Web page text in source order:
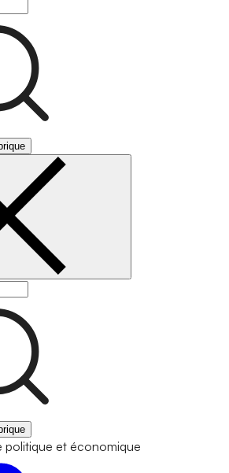
politique et économique